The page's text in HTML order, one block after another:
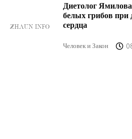
Диетолог Ямилова
белых грибов при
сердца
Человек и Закон